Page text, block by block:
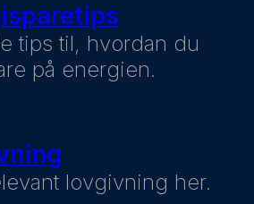
tips til, hvordan du
på energien.
lovgivning her.